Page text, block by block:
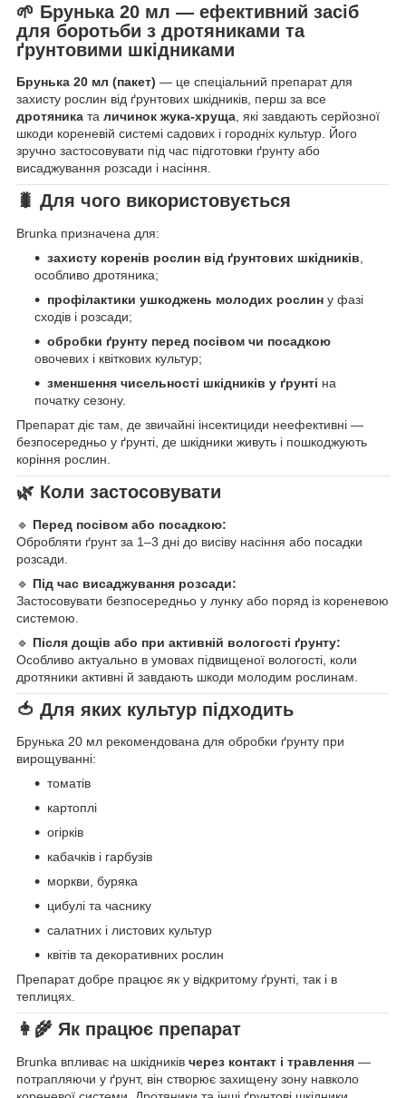
🌱 Брунька20 мл — ефективний засіб
для боротьби з дротяниками та
ґрунтовими шкідниками
Брунька 20 мл (пакет) — це спеціальний препарат для
захисту рослин від ґрунтових шкідників, перш за все
дротяника та личинок жука-хруща, які завдають серйозної
шкоди кореневій системі садових і городніх культур. Його
зручно застосовувати під час підготовки ґрунту або
висаджування розсади і насіння.
🐛 Для чого використовується
Brunka призначена для:
захисту коренів рослин від ґрунтових шкідників
особливо дротяника;
профілактики ушкоджень молодих рослин у фазі
сходів і розсади;
обробки ґрунту перед посівом чи посадкою
овочевих і квіткових культур;
зменшення чисельності шкідників у ґрунті на
початку сезону.
Препарат діє там, де звичайні інсектициди неефективні —
безпосередньо у ґрунті, де шкідники живуть і пошкоджують
коріння рослин.
🌿 Коли застосовувати
🔹 Перед посівом або посадкою:
Обробляти ґрунт за 1–3 дні до висіву насіння або посадки
розсади.
🔹 Під час висаджування розсади:
Застосовувати безпосередньо у лунку або поряд із кореневою
системою.
🔹 Після дощів або при активній вологості ґрунту:
Особливо актуально в умовах підвищеної вологості, коли
дротяники активні й завдають шкоди молодим рослинам.
🍅 Для яких культур підходить
Брунька 20 мл рекомендована для обробки ґрунту при
вирощуванні:
томатів
картоплі
огірків
кабачків і гарбузів
моркви, буряка
цибулі та часнику
салатних і листових культур
квітів та декоративних рослин
Препарат добре працює як у відкритому ґрунті, так і в
теплицях.
👩‍🌾 Як працює препарат
Brunka впливає на шкідників через контакт і травлення —
потрапляючи у ґрунт, він створює захищену зону навколо